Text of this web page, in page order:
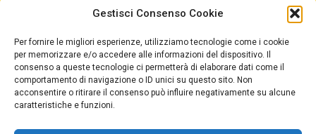
Gestisci Consenso Cookie
Per fornire le migliori esperienze, utilizziamo tecnologie come i cookie
per memorizzare e/o accedere alle informazioni del dispositivo. Il
consenso a queste tecnologie ci permetterà di elaborare dati come il
comportamento di navigazione o ID unici su questo sito. Non
acconsentire o ritirare il consenso può influire negativamente su alcune
caratteristiche e funzioni.
Segreteria +39096520527
Fax +390965499420
E-mail:rcvc010005@istruzione.it